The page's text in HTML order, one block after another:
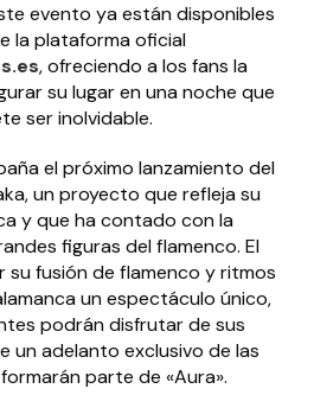
evento ya están disponibles
la plataforma oficial
, ofreciendo a los fans la
su lugar en una noche que
ser inolvidable.
el próximo lanzamiento del
un proyecto que refleja su
y que ha contado con la
figuras del flamenco. El
fusión de flamenco y ritmos
un espectáculo único,
podrán disfrutar de sus
un adelanto exclusivo de las
parte de «Aura».